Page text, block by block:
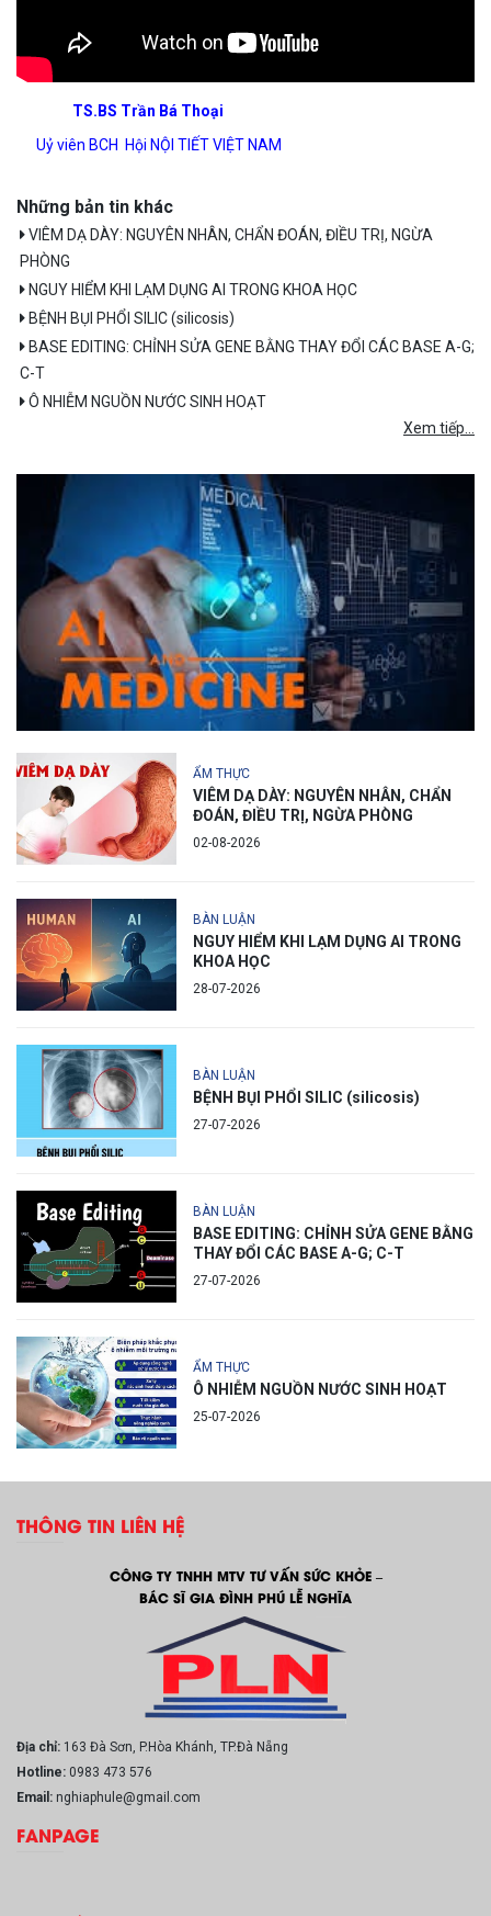
TS.BS Trần Bá Thoại
Uỷ viên BCH Hội NỘI TIẾT VIỆT NAM
Những bản tin khác
VIÊM DẠ DÀY: NGUYÊN NHÂN, CHẨN ĐOÁN, ĐIỀU TRỊ, NGỪA
PHÒNG
NGUY HIỂM KHI LẠM DỤNG AI TRONG KHOA HỌC
BỆNH BỤI PHỔI SILIC (silicosis)
BASE EDITING: CHỈNH SỬA GENE BẰNG THAY ĐỔI CÁC BASE A-G;
C-T
Ô NHIỄM NGUỒN NƯỚC SINH HOẠT
Xem tiếp...
ẨM THỰC
VIÊM DẠ DÀY: NGUYÊN NHÂN, CHẨN
ĐOÁN, ĐIỀU TRỊ, NGỪA PHÒNG
02-08-2026
BÀN LUẬN
NGUY HIỂM KHI LẠM DỤNG AI TRONG
KHOA HỌC
28-07-2026
BÀN LUẬN
BỆNH BỤI PHỔI SILIC (silicosis)
27-07-2026
BÀN LUẬN
BASE EDITING: CHỈNH SỬA GENE BẰNG
THAY ĐỔI CÁC BASE A-G; C-T
27-07-2026
ẨM THỰC
Ô NHIỄM NGUỒN NƯỚC SINH HOẠT
25-07-2026
THÔNG TIN LIÊN HỆ
CÔNG TY TNHH MTV TƯ VẤN SỨC KHỎE –
BÁC SĨ GIA ĐÌNH PHÚ LỄ NGHĨA
Địa chỉ: 163 Đà Sơn, P.Hòa Khánh, TP.Đà Nẵng
Hotline: 0983 473 576
Email: nghiaphule@gmail.com
FANPAGE